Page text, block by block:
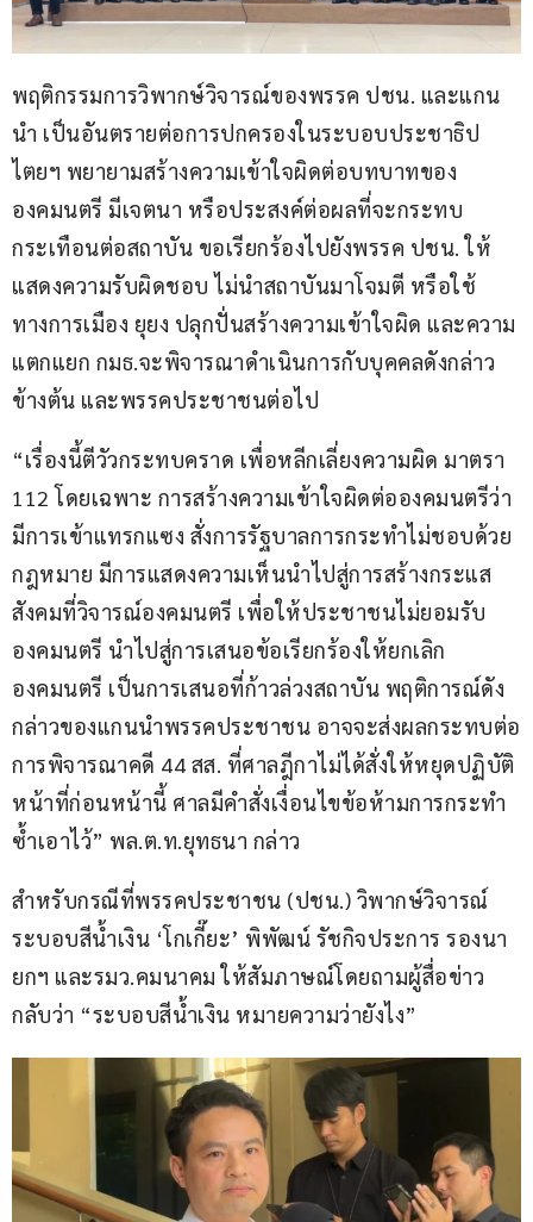
พฤติกรรมการวิพากษ์วิจารณ์ของพรรค ปชน. และแกน
นำ เป็นอันตรายต่อการปกครองในระบอบประชาธิป
ไตยฯ พยายามสร้างความเข้าใจผิดต่อบทบาทของ
องคมนตรี มีเจตนา หรือประสงค์ต่อผลที่จะกระทบ
กระเทือนต่อสถาบัน ขอเรียกร้องไปยังพรรค ปชน. ให้
แสดงความรับผิดชอบ ไม่นำสถาบันมาโจมตี หรือใช้
ทางการเมือง ยุยง ปลุกปั่นสร้างความเข้าใจผิด และความ
แตกแยก กมธ.จะพิจารณาดำเนินการกับบุคคลดังกล่าว
ข้างต้น และพรรคประชาชนต่อไป
“เรื่องนี้ตีวัวกระทบคราด เพื่อหลีกเลี่ยงความผิด มาตรา
112 โดยเฉพาะ การสร้างความเข้าใจผิดต่อองคมนตรีว่า
มีการเข้าแทรกแซง สั่งการรัฐบาลการกระทำไม่ชอบด้วย
กฎหมาย มีการแสดงความเห็นนำไปสู่การสร้างกระแส
สังคมที่วิจารณ์องคมนตรี เพื่อให้ประชาชนไม่ยอมรับ
องคมนตรี นำไปสู่การเสนอข้อเรียกร้องให้ยกเลิก
องคมนตรี เป็นการเสนอที่ก้าวล่วงสถาบัน พฤติการณ์ดัง
กล่าวของแกนนำพรรคประชาชน อาจจะส่งผลกระทบต่อ
การพิจารณาคดี 44 สส. ที่ศาลฎีกาไม่ได้สั่งให้หยุดปฏิบัติ
หน้าที่ก่อนหน้านี้ ศาลมีคำสั่งเงื่อนไขข้อห้ามการกระทำ
ซ้ำเอาไว้” พล.ต.ท.ยุทธนา กล่าว
สำหรับกรณีที่พรรคประชาชน (ปชน.) วิพากษ์วิจารณ์
ระบอบสีน้ำเงิน ‘โกเกี๊ยะ’ พิพัฒน์ รัชกิจประการ รองนา
ยกฯ และรมว.คมนาคม ให้สัมภาษณ์โดยถามผู้สื่อข่าว
กลับว่า “ระบอบสีน้ำเงิน หมายความว่ายังไง”